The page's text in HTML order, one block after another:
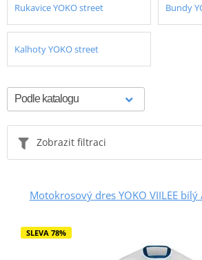
Rukavice YOKO street Bundy
Kalhoty YOKO street
Zobrazit filtraci
Motokrosový dres YOKO VIILEE
SLEVA 78%